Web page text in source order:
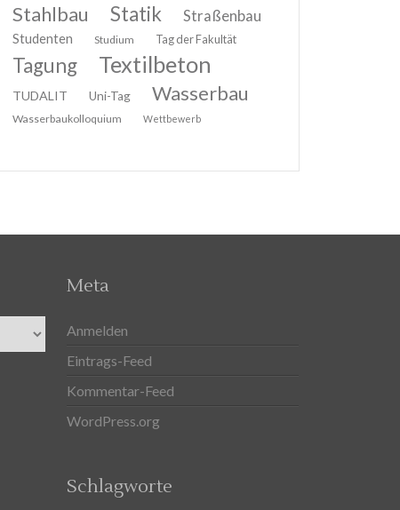
Stahlbau Statik Straßenbau
Studenten Studium Tag der Fakultät
Tagung Textilbeton
TUDALIT Uni-Tag Wasserbau
Wasserbaukolloquium Wettbewerb
Meta
Anmelden
Eintrags-Feed
Kommentar-Feed
WordPress.org
Schlagworte